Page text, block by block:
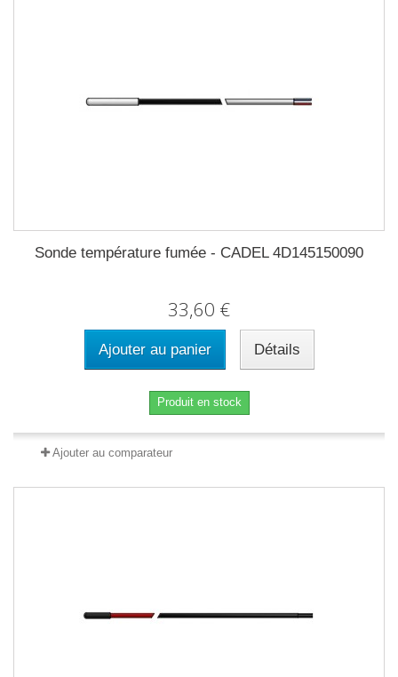
Sonde température fumée - CADEL 4D145150090
33,60 €
Ajouter au panier Détails
Produit en stock
Ajouter au comparateur